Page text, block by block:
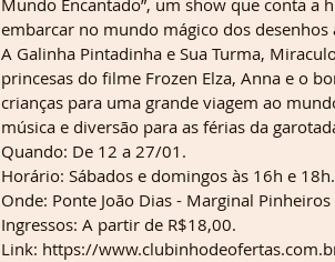
Mundo Encantado”, um show que conta a
embarcar no mundo mágico dos
A Galinha Pintadinha e Sua Turma,
princesas do filme Frozen Elza, Anna e o
crianças para uma grande viagem ao
música e diversão para as férias da
Quando: De 12 a 27/01.
Horário: Sábados e domingos às 16h e 18h.
Onde: Ponte João Dias - Marginal
Ingressos: A partir de R$18,00.
Link: https://